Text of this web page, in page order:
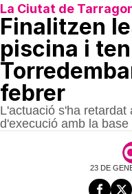
La Ciutat de
Finalitzen
piscina i
febrer
L'actuació s'ha retardat
d'execució amb la
23 DE